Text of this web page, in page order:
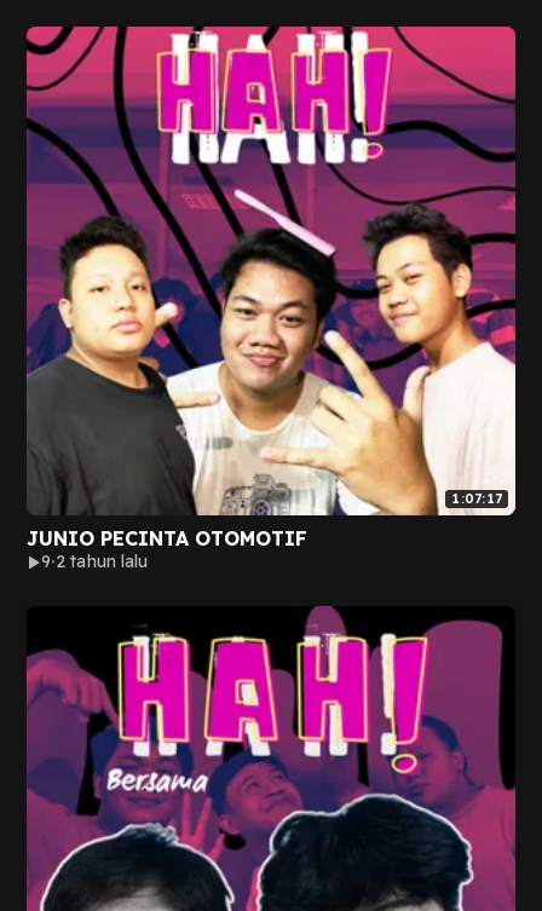
1:07:17
JUNIO PECINTA OTOMOTIF
9 2 tahun lalu